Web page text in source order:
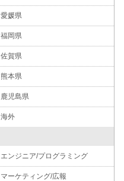
愛媛県
福岡県
佐賀県
熊本県
鹿児島県
海外
エンジニア/プログラミング
マーケティング/広報